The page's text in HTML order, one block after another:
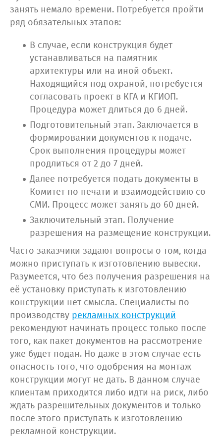
занять немало времени. Потребуется пройти
ряд обязательных этапов:
В случае, если конструкция будет
устанавливаться на памятник
архитектуры или на иной объект.
Находящийся под охраной, потребуется
согласовать проект в КГА и КГИОП.
Процедура может длиться до 6 дней.
Подготовительный этап. Заключается в
формировании документов к подаче.
Срок выполнения процедуры может
продлиться от 2 до 7 дней.
Далее потребуется подать документы в
Комитет по печати и взаимодействию со
СМИ. Процесс может занять до 60 дней.
Заключительный этап. Получение
разрешения на размещение конструкции.
Часто заказчики задают вопросы о том, когда
можно приступать к изготовлению вывески.
Разумеется, что без получения разрешения на
её установку приступать к изготовлению
конструкции нет смысла. Специалисты по
производству рекламных конструкций
рекомендуют начинать процесс только после
того, как пакет документов на рассмотрение
уже будет подан. Но даже в этом случае есть
опасность того, что одобрения на монтаж
конструкции могут не дать. В данном случае
клиентам приходится либо идти на риск, либо
ждать разрешительных документов и только
после этого приступать к изготовлению
рекламной конструкции.